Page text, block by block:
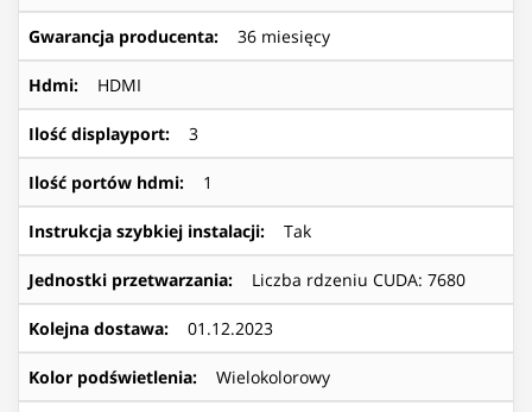
Gwarancja producenta: 36 miesięcy
Hdmi: HDMI
Ilość displayport: 3
Ilość portów hdmi: 1
Instrukcja szybkiej instalacji: Tak
Jednostki przetwarzania: Liczba rdzeniu CUDA: 7680
Kolejna dostawa: 01.12.2023
Kolor podświetlenia: Wielokolorowy